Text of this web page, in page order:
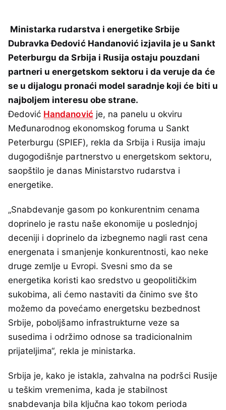
Ministarka rudarstva i energetike Srbije
Dubravka Đedović Handanović izjavila je u Sankt
Peterburgu da Srbija i Rusija ostaju pouzdani
partneri u energetskom sektoru i da veruje da će
se u dijalogu pronaći model saradnje koji će biti u
najboljem interesu obe strane.
Đedović Handanović je, na panelu u okviru
Međunarodnog ekonomskog foruma u Sankt
Peterburgu (SPIEF), rekla da Srbija i Rusija imaju
dugogodišnje partnerstvo u energetskom sektoru,
saopštilo je danas Ministarstvo rudarstva i
energetike.
„Snabdevanje gasom po konkurentnim cenama
doprinelo je rastu naše ekonomije u poslednjoj
deceniji i doprinelo da izbegnemo nagli rast cena
energenata i smanjenje konkurentnosti, kao neke
druge zemlje u Evropi. Svesni smo da se
energetika koristi kao sredstvo u geopolitičkim
sukobima, ali ćemo nastaviti da činimo sve što
možemo da povećamo energetsku bezbednost
Srbije, poboljšamo infrastrukturne veze sa
susedima i održimo odnose sa tradicionalnim
prijateljima“, rekla je ministarka.
Srbija je, kako je istakla, zahvalna na podršci Rusije
u teškim vremenima, kada je stabilnost
snabdevanja bila ključna kao tokom perioda